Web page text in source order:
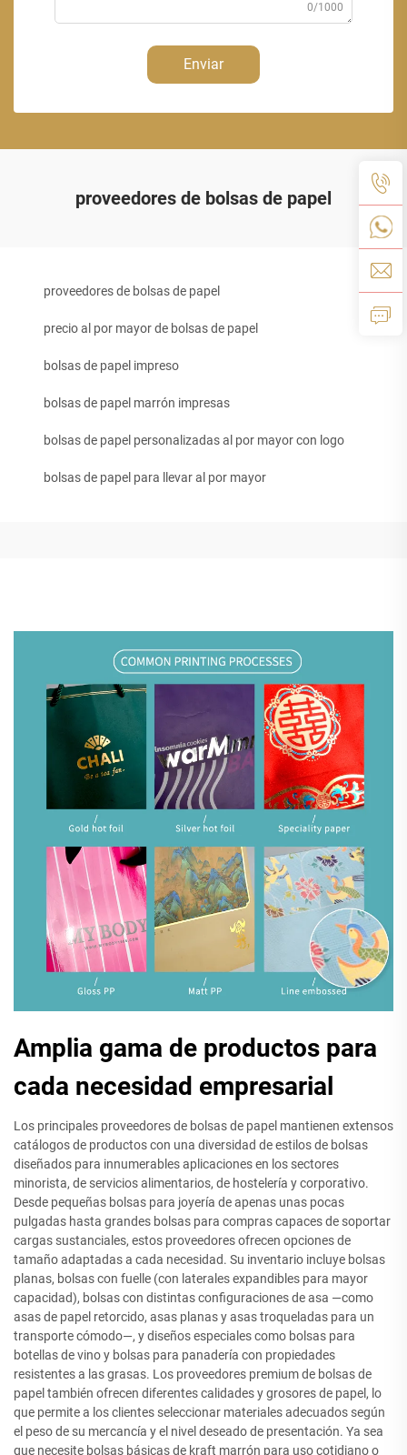
0/1000
Enviar
proveedores de bolsas de papel
proveedores de bolsas de papel
precio al por mayor de bolsas de papel
bolsas de papel impreso
bolsas de papel marrón impresas
bolsas de papel personalizadas al por mayor con logo
bolsas de papel para llevar al por mayor
Amplia gama de productos para
cada necesidad empresarial
Los principales proveedores de bolsas de papel mantienen extensos
catálogos de productos con una diversidad de estilos de bolsas
diseñados para innumerables aplicaciones en los sectores
minorista, de servicios alimentarios, de hostelería y corporativo.
Desde pequeñas bolsas para joyería de apenas unas pocas
pulgadas hasta grandes bolsas para compras capaces de soportar
cargas sustanciales, estos proveedores ofrecen opciones de
tamaño adaptadas a cada necesidad. Su inventario incluye bolsas
planas, bolsas con fuelle (con laterales expandibles para mayor
capacidad), bolsas con distintas configuraciones de asa —como
asas de papel retorcido, asas planas y asas troqueladas para un
transporte cómodo—, y diseños especiales como bolsas para
botellas de vino y bolsas para panadería con propiedades
resistentes a las grasas. Los proveedores premium de bolsas de
papel también ofrecen diferentes calidades y grosores de papel, lo
que permite a los clientes seleccionar materiales adecuados según
el peso de su mercancía y el nivel deseado de presentación. Ya sea
que necesite bolsas básicas de kraft marrón para uso cotidiano o